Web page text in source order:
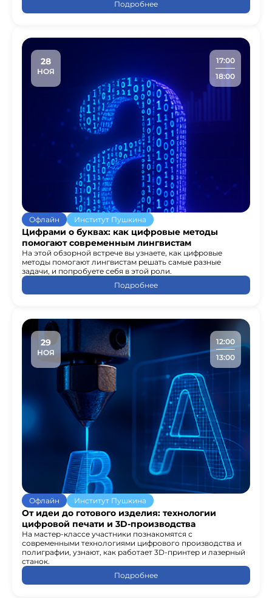
Подробнее
28
НОЯ
17:00
18:00
Офлайн Институт Пушкина
Цифрами о буквах: как цифровые методы
помогают современным лингвистам
На этой обзорной встрече вы узнаете, как цифровые
методы помогают лингвистам решать самые разные
задачи, и попробуете себя в этой роли.
Подробнее
29
НОЯ
12:00
13:00
Офлайн Институт Пушкина
От идеи до готового изделия: технологии
цифровой печати и 3D-производства
На мастер-классе участники познакомятся с
современными технологиями цифрового производства и
полиграфии, узнают, как работает 3D-принтер и лазерный
станок.
Подробнее